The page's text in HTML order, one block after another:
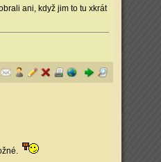
ani, když jim to tu xkrát